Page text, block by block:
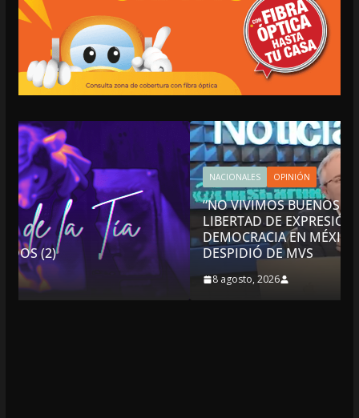
NACIONALES OPINIÓN
“NO VIVIMOS BUENOS TIEMPOS PARA LA
LIBERTAD DE EXPRESIÓN NI PARA LA
DEMOCRACIA EN MÉXICO”: LUIS CÁRDENAS; SE
DESPIDIÓ DE MVS
8 agosto, 2026